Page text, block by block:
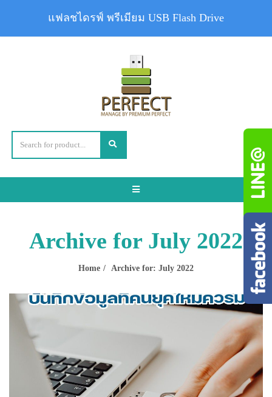
Toggle
Archive for July 2022
Home Archive for: July 2022
แฟลชไดรฟ์ พรีเมียม USB Flash Drive